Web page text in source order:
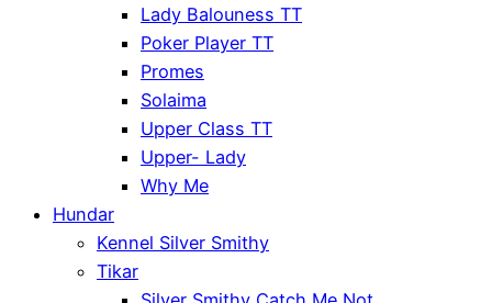
Lady Balouness TT
Poker Player TT
Promes
Solaima
Upper Class TT
Upper- Lady
Why Me
Hundar
Kennel Silver Smithy
Tikar